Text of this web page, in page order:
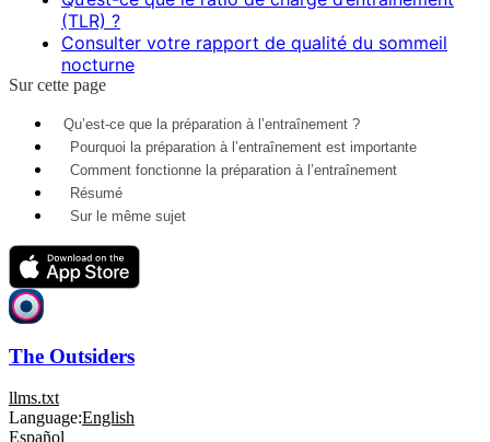
(TLR) ?
Consulter votre rapport de qualité du sommeil
nocturne
Sur cette page
Qu’est-ce que la préparation à l’entraînement ?
Pourquoi la préparation à l’entraînement est importante
Comment fonctionne la préparation à l’entraînement
Résumé
Sur le même sujet
The Outsiders
llms.txt
Language:English
Español